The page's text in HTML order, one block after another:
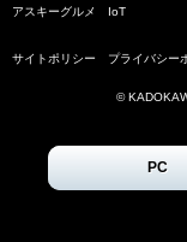
アスキーグルメ IoT
サイトポリシー プライバシー
©
PC